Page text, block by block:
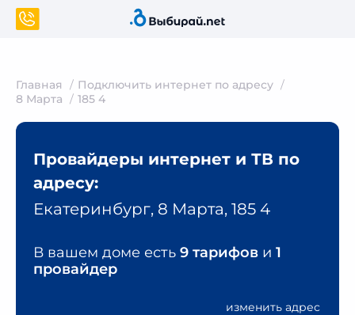
Главная
Подключить интернет по адресу
8 Марта
185 4
изменить адрес
Провайдеры интернет и ТВ по
адресу:
Екатеринбург, 8 Марта, 185 4
В вашем доме есть 9 тарифов и 1
провайдер